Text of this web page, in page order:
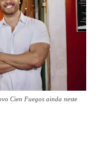
Cien Fuegos ainda neste